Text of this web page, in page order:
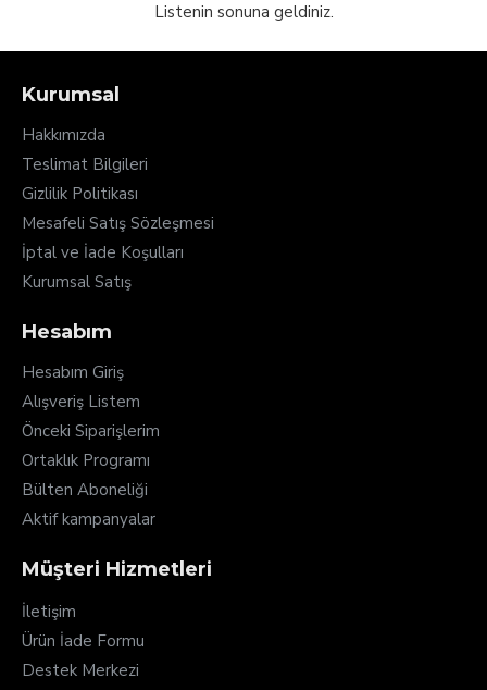
Listenin sonuna geldiniz.
Kurumsal
Hakkımızda
Teslimat Bilgileri
Gizlilik Politikası
Mesafeli Satış Sözleşmesi
İptal ve İade Koşulları
Kurumsal Satış
Hesabım
Hesabım Giriş
Alışveriş Listem
Önceki Siparişlerim
Ortaklık Programı
Bülten Aboneliği
Aktif kampanyalar
Müşteri Hizmetleri
İletişim
Ürün İade Formu
Destek Merkezi